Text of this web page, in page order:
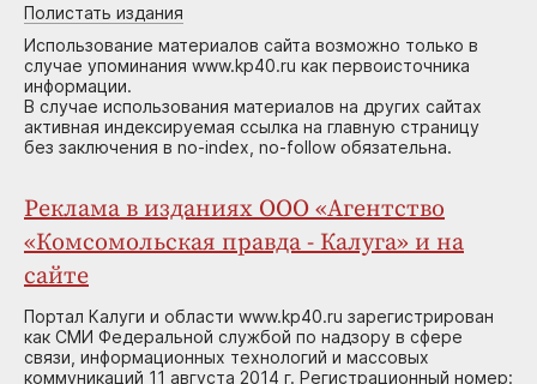
Полистать издания
Использование материалов сайта возможно только в
случае упоминания www.kp40.ru как первоисточника
информации.
В случае использования материалов на других сайтах
активная индексируемая ссылка на главную страницу
без заключения в no-index, no-follow обязательна.
Реклама в изданиях ООО «Агентство
«Комсомольская правда - Калуга» и на
сайте
Портал Калуги и области www.kp40.ru зарегистрирован
как СМИ Федеральной службой по надзору в сфере
связи, информационных технологий и массовых
коммуникаций 11 августа 2014 г. Регистрационный номер: